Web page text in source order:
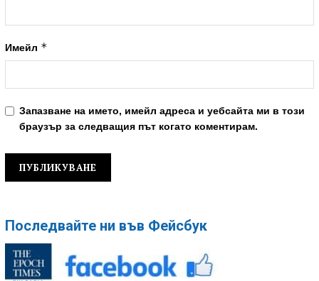
Имейл *
Запазване на името, имейл адреса и уебсайта ми в този
браузър за следващия път когато коментирам.
Последвайте ни във Фейсбук